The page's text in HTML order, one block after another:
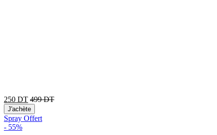
250 DT 499DT
J'achète
Spray Offert
- 55%